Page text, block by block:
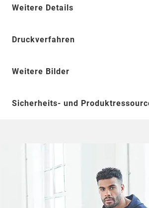
Weitere Details
Druckverfahren
Weitere Bilder
Sicherheits- und